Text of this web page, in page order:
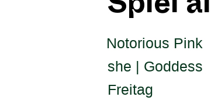
Spiel
Notorious Pink
she | Goddess
Freitag